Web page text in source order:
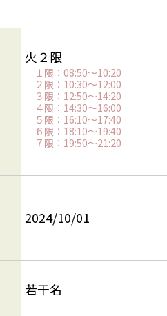
火２限
１限：08:50～10:20
２限：10:30～12:00
３限：12:50～14:20
４限：14:30～16:00
５限：16:10～17:40
６限：18:10～19:40
７限：19:50～21:20
2024/10/01
若干名